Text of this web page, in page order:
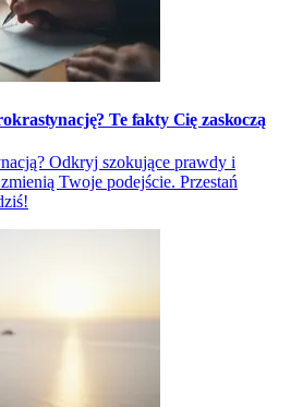
Te fakty Cię zaskoczą
Odkryj szokujące prawdy i
Twoje podejście. Przestań